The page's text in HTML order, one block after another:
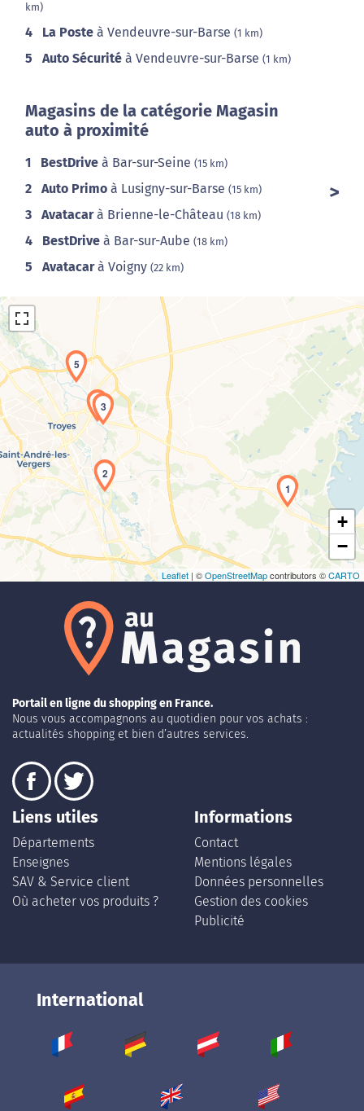
km)
4 La Poste à Vendeuvre-sur-Barse (1 km)
5 Auto Sécurité à Vendeuvre-sur-Barse (1 km)
Magasins de la catégorie Magasin
auto à proximité
1 BestDrive à Bar-sur-Seine (15 km)
2 Auto Primo à Lusigny-sur-Barse (15 km)
3 Avatacarà Brienne-le-Château (18 km)
4 BestDrive à Bar-sur-Aube (18 km)
5 Avatacarà Voigny (22 km)
Chargement de la carte en cours...
1
2
3
4
5
+
−
Leaflet | ©OpenStreetMapcontributors ©CARTO
Portail en ligne du shopping en France.
Nous vous accompagnons au quotidien pour vos achats :
actualités shopping et bien d’autres services.
Liens utiles
Départements
Enseignes
SAV & Service client
Où acheter vos produits ?
Informations
Contact
Mentions légales
Données personnelles
Gestion des cookies
Publicité
International